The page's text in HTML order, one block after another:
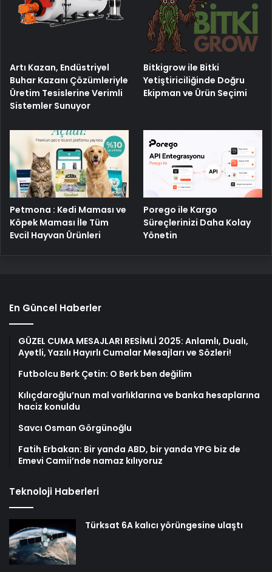
Artı Kazan, Endüstriyel
Buhar Kazanı Çözümleriyle
Üretim Tesislerine Verimli
Sistemler Sunuyor
Bitkigrow ile Bitki
Yetiştiriciliğinde Doğru
Ekipman ve Ürün Seçimi
Petmona : Kedi Maması ve
Köpek Maması İle Tüm
Evcil Hayvan Ürünleri
Porego ile Kargo
Süreçlerinizi Daha Kolay
Yönetin
En Güncel Haberler
GÜZEL CUMA MESAJLARI RESİMLİ 2025: Anlamlı, Dualı,
Ayetli, Yazılı Hayırlı Cumalar Mesajları ve Sözleri!
Futbolcu Berk Çetin: O Berk ben değilim
Kılıçdaroğlu’nun mal varlıklarına ve banka hesaplarına
haciz konuldu
Savcı Osman Görgünoğlu
Fatih Erbakan: Bir yanda ABD, bir yanda YPG biz de
Emevi Camii’nde namaz kılıyoruz
Teknoloji Haberleri
Türksat 6A kalıcı yörüngesine ulaştı